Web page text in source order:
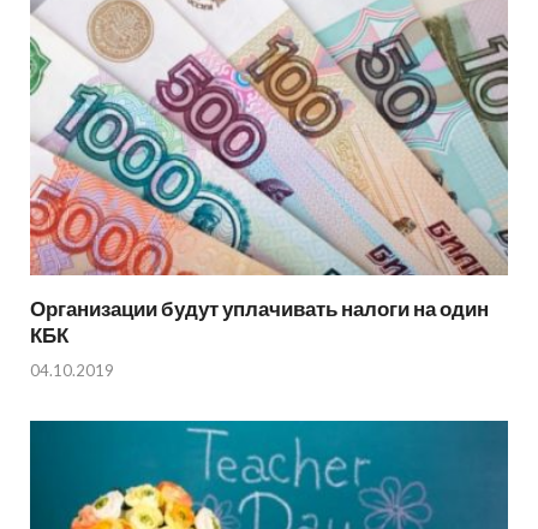
Организации будут уплачивать налоги на один
КБК
04.10.2019